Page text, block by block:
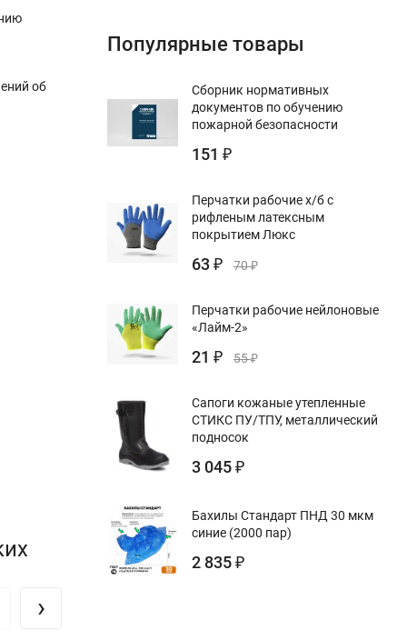
об
›
Популярные товары
Сборник нормативных
документов по обучению
пожарной безопасности
151 ₽
Перчатки рабочие х/б с
рифленым латексным
покрытием Люкс
63 ₽ 70₽
Перчатки рабочие нейлоновые
«Лайм-2»
21 ₽ 55₽
Сапоги кожаные утепленные
СТИКС ПУ/ТПУ, металлический
подносок
3 045 ₽
Бахилы Стандарт ПНД 30 мкм
синие (2000 пар)
2 835 ₽